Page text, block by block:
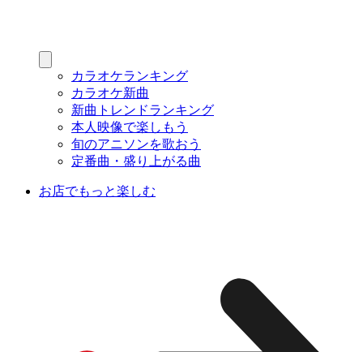
カラオケランキング
カラオケ新曲
新曲トレンドランキング
本人映像で楽しもう
旬のアニソンを歌おう
定番曲・盛り上がる曲
お店でもっと楽しむ